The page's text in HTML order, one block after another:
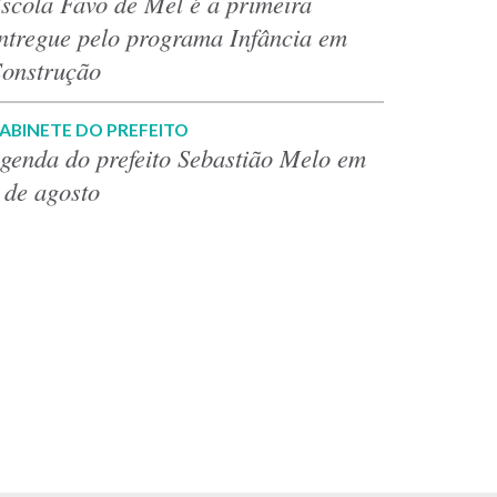
pelo programa Infância em
DO PREFEITO
do prefeito Sebastião Melo em
agosto